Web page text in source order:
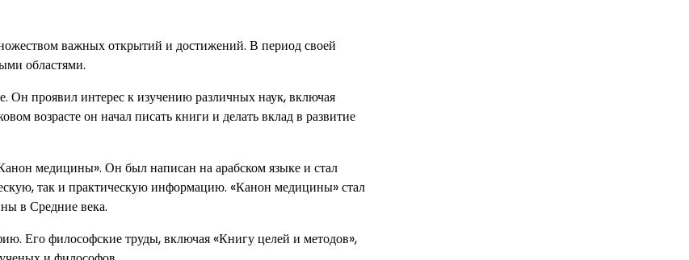
важных открытий и достижений. В период своей
областями.
Он проявил интерес к изучению различных наук, включая
возрасте он начал писать книги и делать вклад в развитие
медицины». Он был написан на арабском языке и стал
так и практическую информацию. «Канон медицины» стал
в Средние века.
Его философские труды, включая «Книгу целей и методов»,